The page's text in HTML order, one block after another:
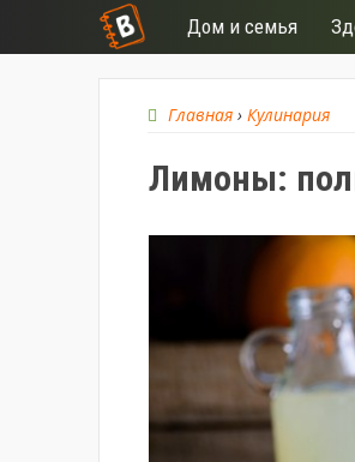
Дом и семья
Главная › Кулинария
Лимоны: